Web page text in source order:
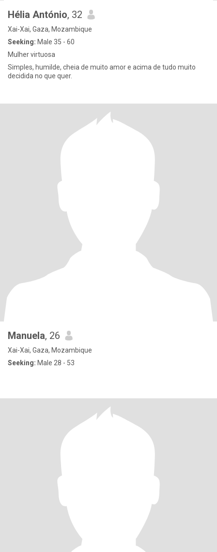
Hélia António, 32
Xai-Xai, Gaza, Mozambique
Seeking: Male 35 - 60
Mulher virtuosa
Simples, humilde, cheia de muito amor e acima de tudo muito
decidida no que quer.
Manuela, 26
Xai-Xai, Gaza, Mozambique
Seeking: Male 28 - 53